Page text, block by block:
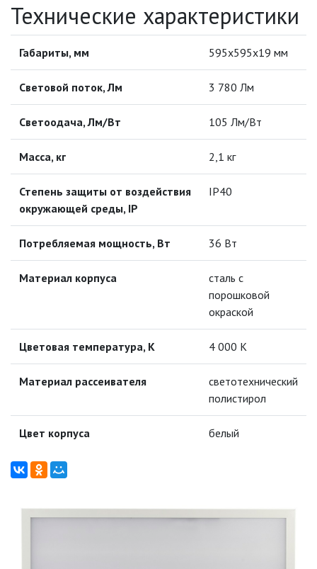
КАБЕЛЕНЕСУЩИЕ СИСТЕМЫ
КЛЕЙКИЕ ЛЕНТЫ
ЛЕНТЫ СВЕТОДИОДНЫЕ (LED
ЛЕНТЫ)
СВЕТИЛЬНИКИ
ЛЮСТРЫ
МОДУЛЬНЫЕ СИСТЕМЫ
ОСВЕЩЕНИЯ (LED МОДУЛИ)
НАСТОЛЬНЫЕ СВЕТИЛЬНИКИ
НИЗКОВОЛЬТНОЕ
НОВОГОДНЕЕ ОСВЕЩЕНИЕ
ОТВЕРТКИ
ПОДВЕСНЫЕ ЛОФТ
СВЕТИЛЬНИКИ
Технические характеристики
Габариты, мм 595х595х19 мм
Световой поток, Лм 3 780 Лм
Светоодача, Лм/Вт 105 Лм/Вт
Масса, кг 2,1 кг
Степень защиты от воздействия
окружающей среды, IP
IP40
Потребляемая мощность, Вт 36 Вт
Материал корпуса
сталь с
порошковой
окраской
Цветовая температура, К 4 000 К
Материал рассеивателя
светотехнический
полистирол
Цвет корпуса белый